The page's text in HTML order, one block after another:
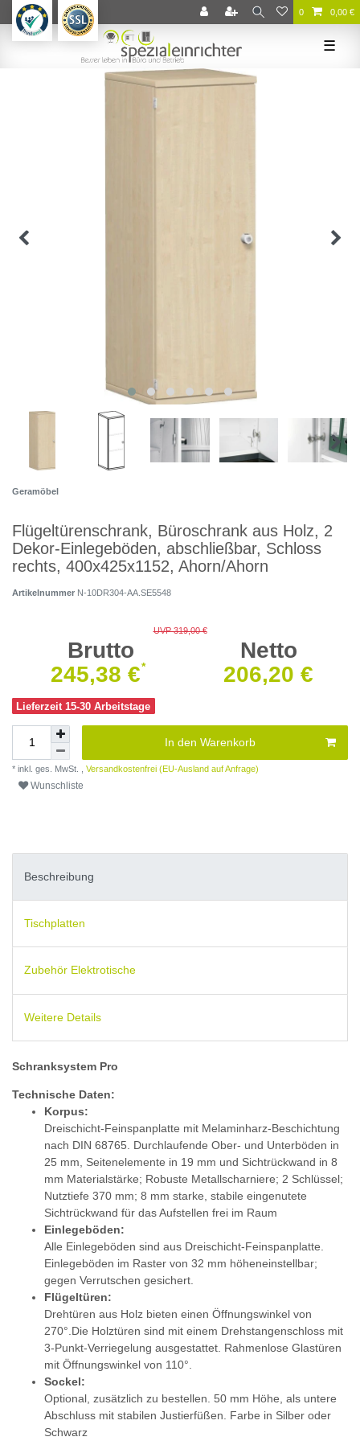
0 0,00 €
☰
Geramöbel
Flügeltürenschrank, Büroschrank aus Holz, 2
Dekor-Einlegeböden, abschließbar, Schloss
rechts, 400x425x1152, Ahorn/Ahorn
Artikelnummer N-10DR304-AA.SE5548
UVP 319,00 €
Brutto
Netto
245,38 €
* 206,20 €
Lieferzeit 15-30 Arbeitstage
In den Warenkorb
* inkl. ges. MwSt. , Versandkostenfrei (EU-Ausland auf Anfrage)
Wunschliste
Beschreibung
Tischplatten
Zubehör Elektrotische
Weitere Details
Schranksystem Pro
Technische Daten:
Korpus:
Dreischicht-Feinspanplatte mit Melaminharz-Beschichtung
nach DIN 68765. Durchlaufende Ober- und Unterböden in
25 mm, Seitenelemente in 19 mm und Sichtrückwand in 8
mm Materialstärke; Robuste Metallscharniere; 2 Schlüssel;
Nutztiefe 370 mm; 8 mm starke, stabile eingenutete
Sichtrückwand für das Aufstellen frei im Raum
Einlegeböden:
Alle Einlegeböden sind aus Dreischicht-Feinspanplatte.
Einlegeböden im Raster von 32 mm höheneinstellbar;
gegen Verrutschen gesichert.
Flügeltüren:
Drehtüren aus Holz bieten einen Öffnungswinkel von
270°.Die Holztüren sind mit einem Drehstangenschloss mit
3-Punkt-Verriegelung ausgestattet. Rahmenlose Glastüren
mit Öffnungswinkel von 110°.
Sockel:
Optional, zusätzlich zu bestellen. 50 mm Höhe, als untere
Abschluss mit stabilen Justierfüßen. Farbe in Silber oder
Schwarz